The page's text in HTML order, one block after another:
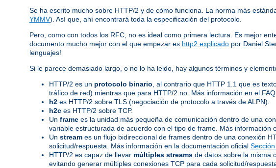
Se ha escrito mucho sobre HTTP/2 y de cómo funciona. La norma más
YMMV). Así que, ahí encontrará toda la especificación del protocolo.
Pero, como con todos los RFC, no es ideal como primera lectura. Es mejor
documento mucho mejor con el que empezar es http2 explicado por Daniel
lenguajes!
Si le parece demasiado largo, o no lo ha leido, hay algunos términos y
HTTP/2 es un protocolo binario , al contrario que HTTP 1.1 que es
tráfico de red) mientras que para HTTP/2 no. Más información en el
h2 es HTTP/2 sobre TLS (negociación de protocolo a través de ALPN).
h2c es HTTP/2 sobre TCP.
Un frame es la unidad más pequeña de comunicación dentro de una
variable estructurada de acuerdo con el tipo de frame. Más información
Un stream es un flujo bidireccional de frames dentro de una conexión
solicitud/respuesta. Más información en la documentación oficial
HTTP/2 es capaz de llevar múltiples streams de datos sobre la misma
evitando generar múltiples conexiones TCP para cada solicitud/